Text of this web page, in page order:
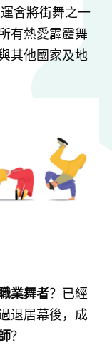
會將街舞之一
有熱愛霹靂舞
其他國家及地
業舞者？已經
退居幕後，成
？